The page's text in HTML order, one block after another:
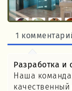
1
Разработка и
Наша команда